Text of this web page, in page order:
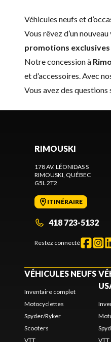
Véhicules neufs et
Vous rêvez d’un
promotions exclusives
Notre concession à
et d’accessoires . Avec
Vous avez des
RIMOUSKI
178 AV. LÉONIDAS S
RIMOUSKI , QUÉBEC
G5L 2T2
ITINÉRAIRE
418 723-5132
Restez connecté
VÉHICULES NEUFS
Inventaire complet
Motocyclettes
Spyder/Ryker
Scooters
VTT
VTT